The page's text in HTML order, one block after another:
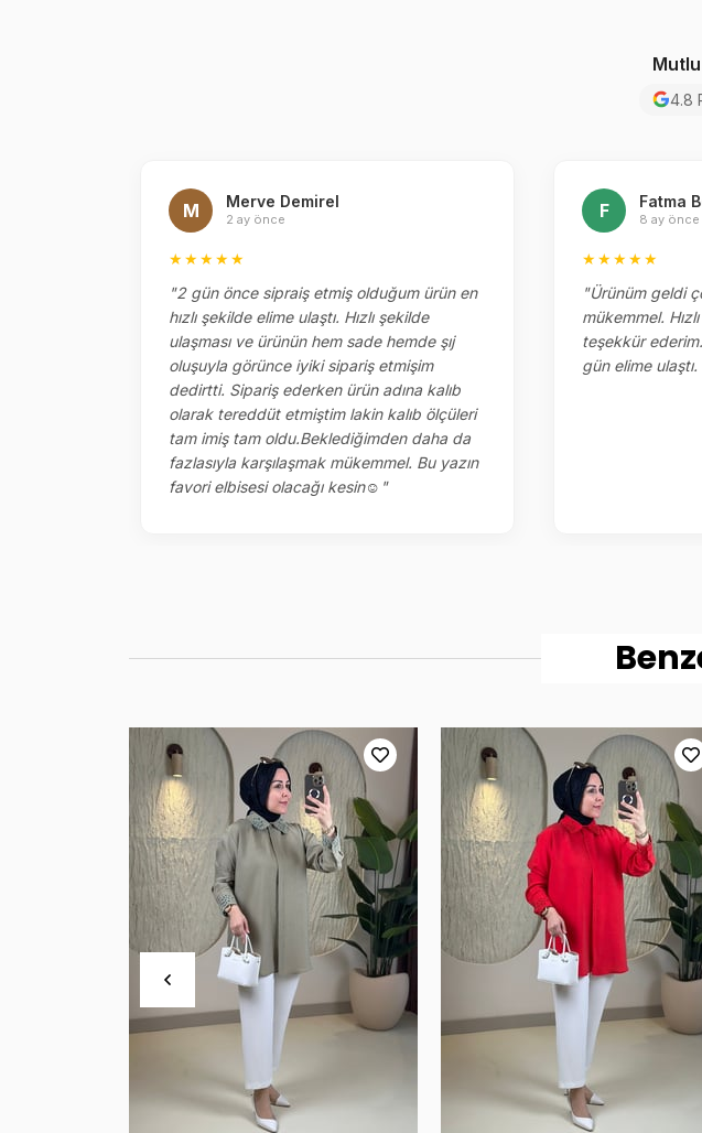
4.8
M Merve Demirel
2 ay önce
★★★★★
"2 gün önce sipraiş etmiş olduğum ürün en
hızlı şekilde elime ulaştı. Hızlı şekilde
ulaşması ve ürünün hem sade hemde şıj
oluşuyla görünce iyiki sipariş etmişim
dedirtti. Sipariş ederken ürün adına kalıb
olarak tereddüt etmiştim lakin kalıb ölçüleri
tam imiş tam oldu.Beklediğimden daha da
fazlasıyla karşılaşmak mükemmel. Bu yazın
favori elbisesi olacağı kesin☺️"
F Fatma
8 ay önce
★★★★★
"Ürünüm geldi çok
mükemmel.
teşekkür
gün elime